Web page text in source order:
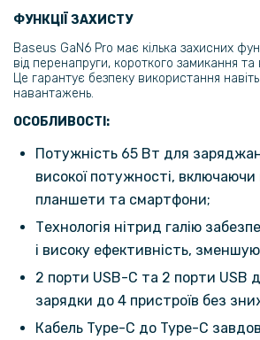
ФУНКЦІЇ ЗАХИСТУ
Baseus GaN6 Pro має кілька захисних
від перенапруги, короткого замикання
Це гарантує безпеку використання
навантажень.
ОСОБЛИВОСТІ:
Потужність 65 Вт для
високої потужності, включаючи
планшети та смартфони;
Технологія нітрид галію
і високу ефективність,
2 порти USB-C та 2 порти USB
зарядки до 4 пристроїв без
Кабель Type-C до Type-C